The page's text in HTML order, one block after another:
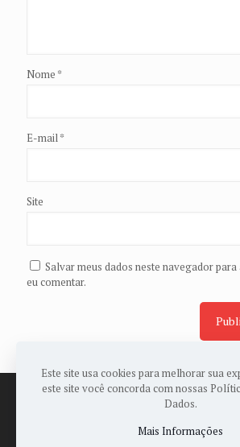
Nome *
E-mail*
Site
Salvar meus dados neste navegador
eu comentar.
© 2022 Todos os Direitos Reservados a
Este site usa cookies para melhorar sua
este site você concorda com nossas
Dados.
Mais Informações